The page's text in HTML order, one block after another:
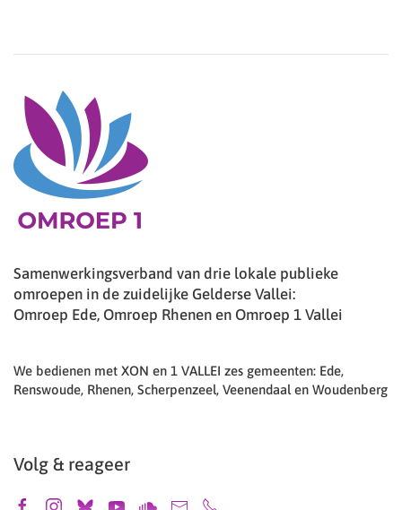
Samenwerkingsverband van drie lokale publieke
omroepen in de zuidelijke Gelderse Vallei:
Omroep Ede, Omroep Rhenen en Omroep 1 Vallei
We bedienen met XON en 1 VALLEI zes gemeenten: Ede,
Renswoude, Rhenen, Scherpenzeel, Veenendaal en Woudenberg
Volg & reageer